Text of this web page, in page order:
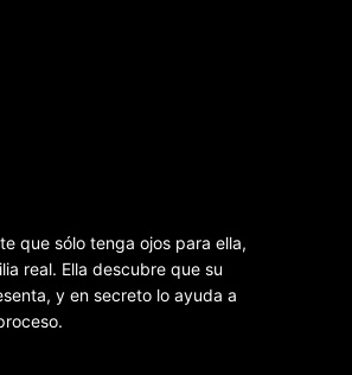
que sólo tenga ojos para ella,
real. Ella descubre que su
y en secreto lo ayuda a